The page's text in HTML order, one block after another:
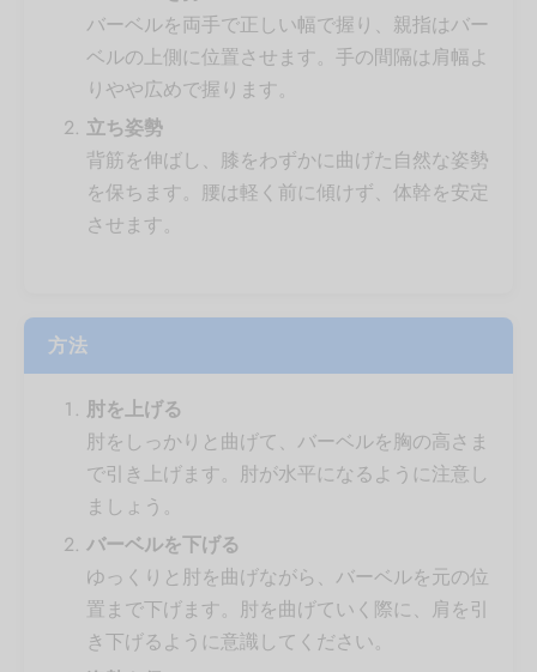
バーベルを両手で正しい幅で握り、親指はバー
ベルの上側に位置させます。手の間隔は肩幅よ
りやや広めで握ります。
立ち姿勢
背筋を伸ばし、膝をわずかに曲げた自然な姿勢
を保ちます。腰は軽く前に傾けず、体幹を安定
させます。
方法
肘を上げる
肘をしっかりと曲げて、バーベルを胸の高さま
で引き上げます。肘が水平になるように注意し
ましょう。
バーベルを下げる
ゆっくりと肘を曲げながら、バーベルを元の位
置まで下げます。肘を曲げていく際に、肩を引
き下げるように意識してください。